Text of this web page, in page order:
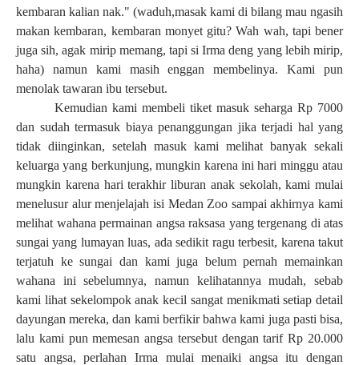
kembaran kalian nak." (waduh,masak kami di bilang mau ngasih
makan kembaran, kembaran monyet gitu? Wah wah, tapi bener
juga sih, agak mirip memang, tapi si Irma deng yang lebih mirip,
haha) namun kami masih enggan membelinya. Kami pun
menolak tawaran ibu tersebut.
Kemudian kami membeli tiket masuk seharga Rp 7000
dan sudah termasuk biaya penanggungan jika terjadi hal yang
tidak diinginkan, setelah masuk kami melihat banyak sekali
keluarga yang berkunjung, mungkin karena ini hari minggu atau
mungkin karena hari terakhir liburan anak sekolah, kami mulai
menelusur alur menjelajah isi Medan Zoo sampai akhirnya kami
melihat wahana permainan angsa raksasa yang tergenang di atas
sungai yang lumayan luas, ada sedikit ragu terbesit, karena takut
terjatuh ke sungai dan kami juga belum pernah memainkan
wahana ini sebelumnya, namun kelihatannya mudah, sebab
kami lihat sekelompok anak kecil sangat menikmati setiap detail
dayungan mereka, dan kami berfikir bahwa kami juga pasti bisa,
lalu kami pun memesan angsa tersebut dengan tarif Rp 20.000
satu angsa, perlahan Irma mulai menaiki angsa itu dengan